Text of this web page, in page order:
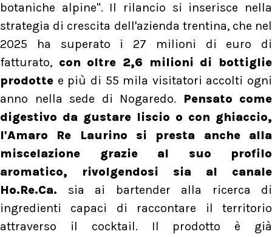
botaniche alpine". Il rilancio si inserisce nella
strategia di crescita dell'azienda trentina, che nel
2025 ha superato i 27 milioni di euro di
fatturato, con oltre 2,6 milioni di bottiglie
prodotte e più di 55 mila visitatori accolti ogni
anno nella sede di Nogaredo.
Pensato come
digestivo da gustare liscio o con ghiaccio,
l'Amaro Re Laurino si presta anche alla
miscelazione grazie al suo profilo
aromatico, rivolgendosi sia al canale
Ho.Re.Ca. sia ai bartender alla ricerca di
ingredienti capaci di raccontare il territorio
attraverso il cocktail. Il prodotto è già